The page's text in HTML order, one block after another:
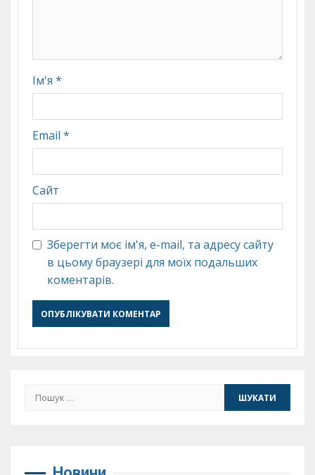
Ім'я *
Email *
Сайт
Зберегти моє ім'я, e-mail, та адресу сайту
в цьому браузері для моїх подальших
коментарів.
Пошук: